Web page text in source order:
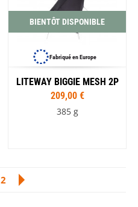
BIENTÔT DISPONIBLE
Fabriqué en Europe
LITEWAY BIGGIE MESH 2P
209,00 €
385 g
2